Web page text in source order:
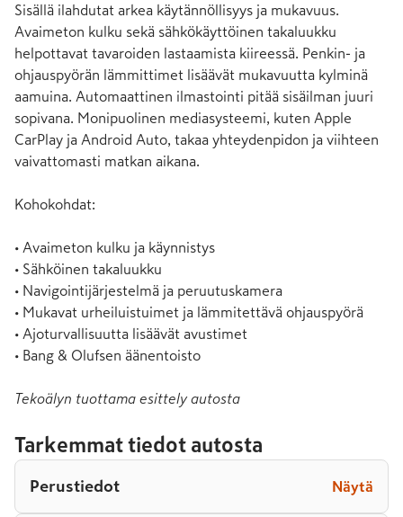
Sisällä ilahdutat arkea käytännöllisyys ja mukavuus.
Avaimeton kulku sekä sähkökäyttöinen takaluukku
helpottavat tavaroiden lastaamista kiireessä. Penkin- ja
ohjauspyörän lämmittimet lisäävät mukavuutta kylminä
aamuina. Automaattinen ilmastointi pitää sisäilman juuri
sopivana. Monipuolinen mediasysteemi, kuten Apple
CarPlay ja Android Auto, takaa yhteydenpidon ja viihteen
vaivattomasti matkan aikana.
Kohokohdat:
• Avaimeton kulku ja käynnistys
• Sähköinen takaluukku
• Navigointijärjestelmä ja peruutuskamera
• Mukavat urheiluistuimet ja lämmitettävä ohjauspyörä
• Ajoturvallisuutta lisäävät avustimet
• Bang & Olufsen äänentoisto
Tekoälyn tuottama esittely autosta
Tarkemmat tiedot autosta
Perustiedot Näytä